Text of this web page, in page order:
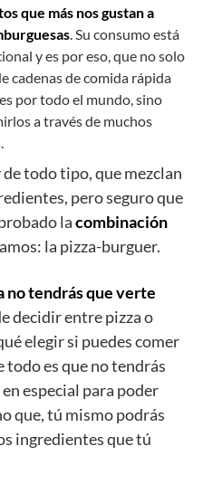
que más nos gustan a
. Su consumo está
y es por eso, que no solo
cadenas de comida rápida
por todo el mundo, sino
a través de muchos
todo tipo, que mezclan
pero seguro que
lacombinación
la pizza-burguer.
no tendrás que verte
decidir entre pizza o
elegir si puedes comer
todo es que no tendrás
especial para poder
que, tú mismo podrás
ingredientes que tú